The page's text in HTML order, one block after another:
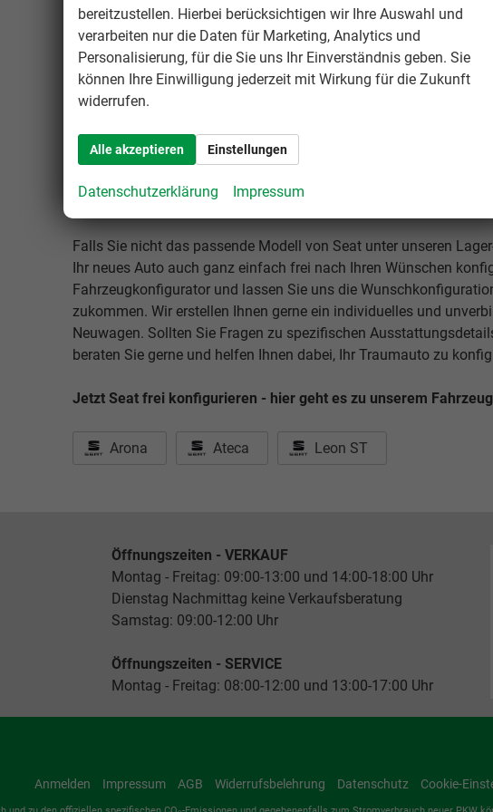
Seat Ateca
SEAT REIMPORT EU-NEUWAGEN
Falls Sie nicht das passende Modell von Seat unter unseren
Ihr neues Auto auch ganz einfach frei nach Ihren Wünschen
Fahrzeugkonfigurator und lassen Sie uns die
zukommen. Wir erstellen Ihnen gerne ein individuelles und
Neuwagen. Sollten Sie Fragen zu spezifischen
beraten Sie gerne und helfen Ihnen dabei, Ihr Traumauto zu
Jetzt Seat frei konfigurieren - hier geht es zu unserem
Arona Ateca Leon ST
Öffnungszeiten - VERKAUF
Montag - Freitag: 09:00-13:00 und 14:00-18:00 Uhr
Dienstag Nachmittag keine Verkaufsberatung
Samstag: 09:00-12:00 Uhr
Öffnungszeiten - SERVICE
Montag - Freitag: 08:00-12:00 und 13:00-17:00 Uhr
Anmelden Impressum AGB Widerrufsbelehrung Datenschutz Cookie-
bereitzustellen. Hierbei berücksichtigen wir Ihre Auswahl und
verarbeiten nur die Daten für Marketing, Analytics und
Personalisierung, für die Sie uns Ihr Einverständnis geben. Sie
können Ihre Einwilligung jederzeit mit Wirkung für die Zukunft
widerrufen.
Alle akzeptieren Einstellungen
Datenschutzerklärung Impressum